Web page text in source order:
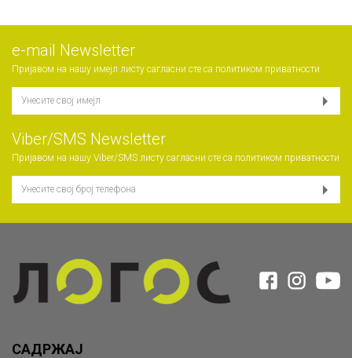
е-mail Newsletter
Пријавом на нашу имејл листу сагласни сте са политиком приватности
Viber/SMS Newsletter
Пријавом на нашу Viber/SMS листу сагласни сте са политиком приватности
САДРЖАЈ